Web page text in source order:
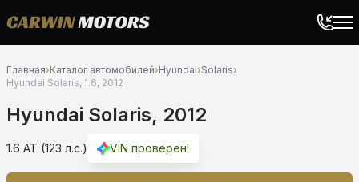
Главная›Каталог автомобилей›Hyundai›Solaris›
Hyundai Solaris, 1.6, 2012
Hyundai Solaris, 2012
1.6 AT (123 л.с.) VIN проверен!